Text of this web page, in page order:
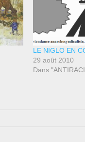
LE NIGLO EN
29 août 2010
Dans